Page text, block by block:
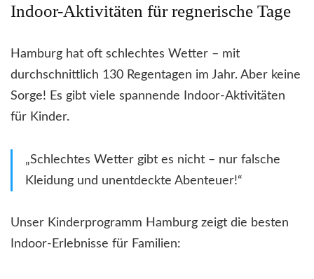
Indoor-Aktivitäten für regnerische Tage
Hamburg hat oft schlechtes Wetter – mit
durchschnittlich 130 Regentagen im Jahr. Aber keine
Sorge! Es gibt viele spannende Indoor-Aktivitäten
für Kinder.
„Schlechtes Wetter gibt es nicht – nur falsche
Kleidung und unentdeckte Abenteuer!“
Unser Kinderprogramm Hamburg zeigt die besten
Indoor-Erlebnisse für Familien: